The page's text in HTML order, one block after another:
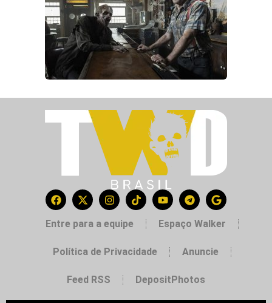
Entre para a equipe Espaço Walker
Política de Privacidade Anuncie
Feed RSS DepositPhotos